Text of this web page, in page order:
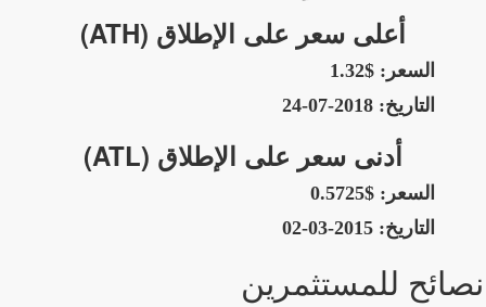
أعلى سعر على الإطلاق (ATH)
السعر: $1.32
التاريخ: 2018-07-24
أدنى سعر على الإطلاق (ATL)
السعر: $0.5725
التاريخ: 2015-03-02
نصائح للمستثمرين